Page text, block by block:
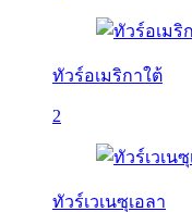
ทัวร์อเมริกาใต้
2
ทัวร์เวเนซุเอลา